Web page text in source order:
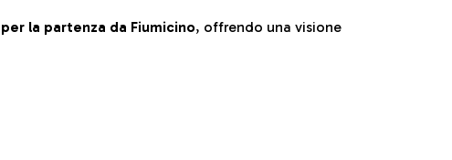
la partenza da Fiumicino, offrendo una visione